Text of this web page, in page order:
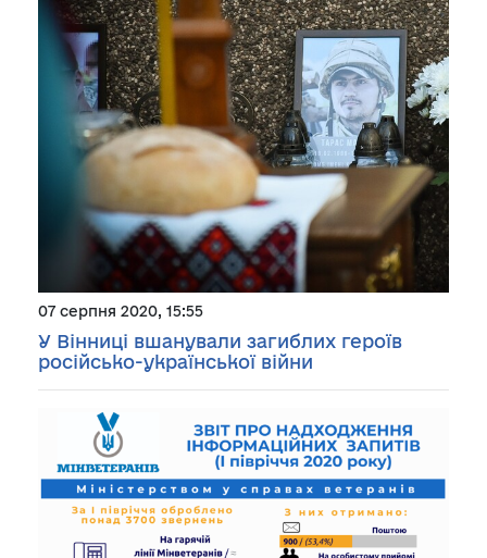
07 серпня 2020, 15:55
У Вінниці вшанували загиблих героїв
російсько-української війни